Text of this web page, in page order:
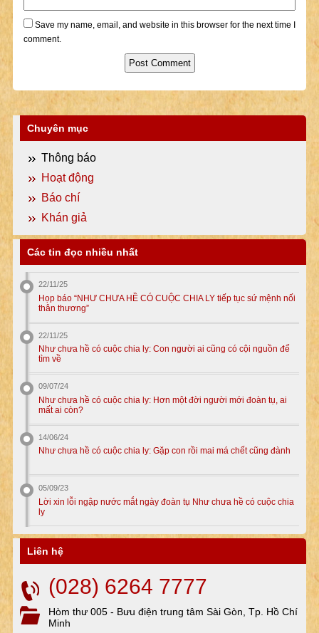
Save my name, email, and website in this browser for the next time I
comment.
Chuyên mục
Thông báo
Hoạt động
Báo chí
Khán giả
Các tin đọc nhiều nhất
22/11/25
Họp báo “NHƯ CHƯA HỀ CÓ CUỘC CHIA LY tiếp tục sứ mệnh nối
thân thương”
22/11/25
Như chưa hề có cuộc chia ly: Con người ai cũng có cội nguồn để
tìm về
09/07/24
Như chưa hề có cuộc chia ly: Hơn một đời người mới đoàn tụ, ai
mất ai còn?
14/06/24
Như chưa hề có cuộc chia ly: Gặp con rồi mai má chết cũng đành
05/09/23
Lời xin lỗi ngập nước mắt ngày đoàn tụ Như chưa hề có cuộc chia
ly
Liên hệ
(028) 6264 7777
Hòm thư 005 - Bưu điện trung tâm Sài Gòn, Tp. Hồ Chí
Minh